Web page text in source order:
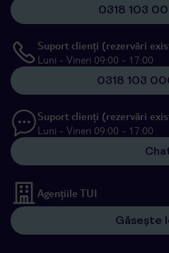
0318 103
Suport clienți (rezervări
Luni - Vineri 09:00 - 17:00
0318 103
Suport clienți (rezervări
Luni - Vineri 09:00 - 17:00
Agențiile TUI
Găsește